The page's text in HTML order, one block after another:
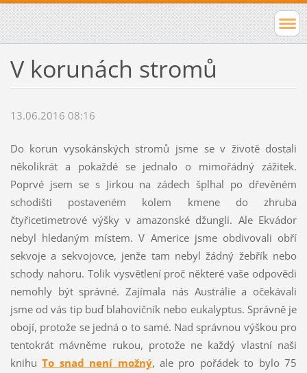
V korunách stromů
13.06.2016 08:16
Do korun vysokánských stromů jsme se v životě dostali
několikrát a pokaždé se jednalo o mimořádný zážitek.
Poprvé jsem se s Jirkou na zádech šplhal po dřevěném
schodišti postaveném kolem kmene do zhruba
čtyřicetimetrové výšky v amazonské džungli. Ale Ekvádor
nebyl hledaným místem. V Americe jsme obdivovali obří
sekvoje a sekvojovce, jenže tam nebyl žádný žebřík nebo
schody nahoru. Tolik vysvětlení proč některé vaše odpovědi
nemohly být správné. Zajímala nás Austrálie a očekávali
jsme od vás tip buď blahovičník nebo eukalyptus. Správně je
obojí, protože se jedná o to samé. Nad správnou výškou pro
tentokrát mávněme rukou, protože ne každý vlastní naši
knihuTo snad není možný, ale pro pořádek to bylo 75